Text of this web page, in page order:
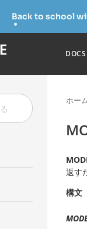
Back to school
DOCS
ホー
返す
構文